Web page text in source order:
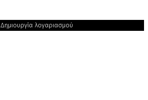
Δημιουργία λογαριασμού